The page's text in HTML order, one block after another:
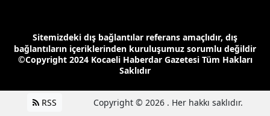
Sitemizdeki dış bağlantılar referans amaçlıdır, dış
bağlantıların içeriklerinden kuruluşumuz sorumlu değildir
©Copyright 2024 Kocaeli Haberdar Gazetesi Tüm Hakları
Saklıdır
RSS Copyright © 2026 . Her hakkı saklıdır.